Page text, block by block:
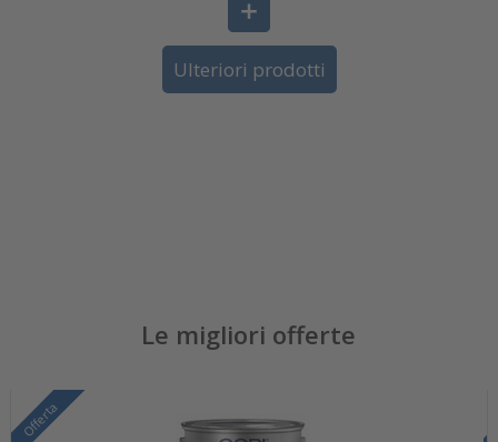
Ulteriori prodotti
Le migliori offerte
Offerta